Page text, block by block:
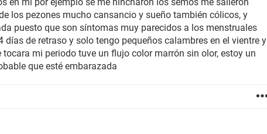
los pezones mucho cansancio y sueño también cólicos, y
puesto que son síntomas muy parecidos a los menstruales
días de retraso y solo tengo pequeños calambres en el vientre y
tocara mi periodo tuve un flujo color marrón sin olor, estoy un
que esté embarazada